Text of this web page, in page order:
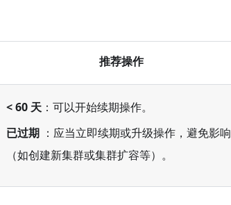
推荐操作
< 60 天 ：可以开始续期操作。
已过期 ：应当立即续期或升级操作，避免影
（如创建新集群或集群扩容等）。